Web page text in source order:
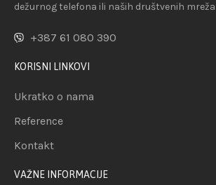
dežurnog telefona ili naših društvenih mreža.
+387 61 080 390
KORISNI LINKOVI
Ukratko o nama
Reference
Kontakt
VAŽNE INFORMACIJE